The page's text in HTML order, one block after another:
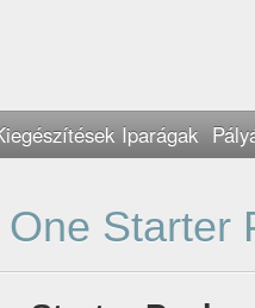
Iparágak
Starter